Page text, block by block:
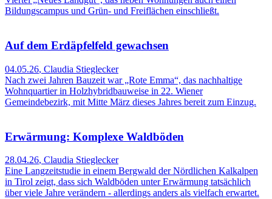
Bildungscampus und Grün- und Freiflächen einschließt.
Auf dem Erdäpfelfeld gewachsen
04.05.26, Claudia Stieglecker
Nach zwei Jahren Bauzeit war „Rote Emma“, das nachhaltige
Wohnquartier in Holzhybridbauweise in 22. Wiener
Gemeindebezirk, mit Mitte März dieses Jahres bereit zum Einzug.
Erwärmung: Komplexe Waldböden
28.04.26, Claudia Stieglecker
Eine Langzeitstudie in einem Bergwald der Nördlichen Kalkalpen
in Tirol zeigt, dass sich Waldböden unter Erwärmung tatsächlich
über viele Jahre verändern - allerdings anders als vielfach erwartet.